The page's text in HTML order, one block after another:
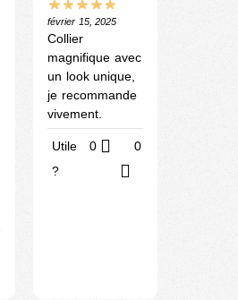
février 15, 2025
Collier
magnifique avec
un look unique,
je recommande
vivement.
Utile
?
0 0